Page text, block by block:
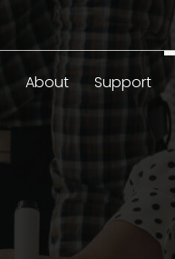
About Support